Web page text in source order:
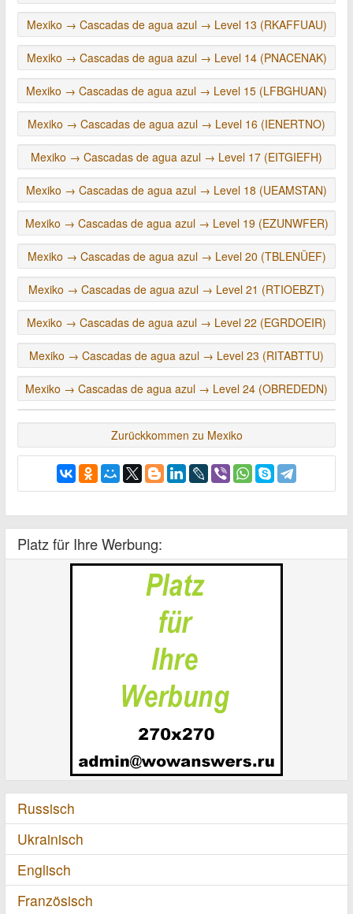
Mexiko → Cascadas de agua azul → Level 13 (RKAFFUAU)
Mexiko → Cascadas de agua azul → Level 14 (PNACENAK)
Mexiko → Cascadas de agua azul → Level 15 (LFBGHUAN)
Mexiko → Cascadas de agua azul → Level 16 (IENERTNO)
Mexiko → Cascadas de agua azul → Level 17 (EITGIEFH)
Mexiko → Cascadas de agua azul → Level 18 (UEAMSTAN)
Mexiko → Cascadas de agua azul → Level 19 (EZUNWFER)
Mexiko → Cascadas de agua azul → Level 20 (TBLENÜEF)
Mexiko → Cascadas de agua azul → Level 21 (RTIOEBZT)
Mexiko → Cascadas de agua azul → Level 22 (EGRDOEIR)
Mexiko → Cascadas de agua azul → Level 23 (RITABTTU)
Mexiko → Cascadas de agua azul → Level 24 (OBREDEDN)
Zurückkommen zu Mexiko
Platz für Ihre Werbung:
Russisch
Ukrainisch
Englisch
Französisch